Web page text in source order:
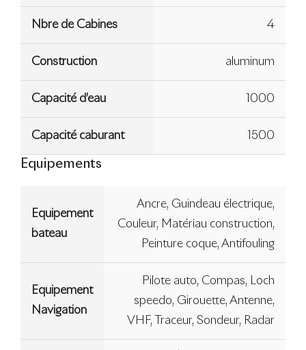
Nbre de Cabines 4
Construction aluminum
Capacité d’eau 1000
Capacité caburant 1500
Equipements
Equipement
bateau
Ancre, Guindeau électrique,
Couleur, Matériau construction,
Peinture coque, Antifouling
Equipement
Navigation
Pilote auto, Compas, Loch
speedo, Girouette, Antenne,
VHF, Traceur, Sondeur, Radar